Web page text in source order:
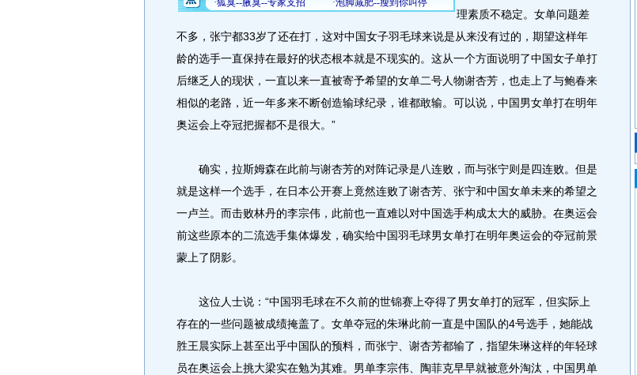
理素质不稳定。女单问题差
不多，张宁都33岁了还在打，这对中国女子羽毛球来说是从来没有过的，期望这样年
龄的选手一直保持在最好的状态根本就是不现实的。这从一个方面说明了中国女子单打
后继乏人的现状，一直以来一直被寄予希望的女单二号人物谢杏芳，也走上了与鲍春来
相似的老路，近一年多来不断创造输球纪录，谁都敢输。可以说，中国男女单打在明年
奥运会上夺冠把握都不是很大。”
确实，拉斯姆森在此前与谢杏芳的对阵记录是八连败，而与张宁则是四连败。但是
就是这样一个选手，在日本公开赛上竟然连败了谢杏芳、张宁和中国女单未来的希望之
一卢兰。而击败林丹的李宗伟，此前也一直难以对中国选手构成太大的威胁。在奥运会
前这些原本的二流选手集体爆发，确实给中国羽毛球男女单打在明年奥运会的夺冠前景
蒙上了阴影。
这位人士说：“中国羽毛球在不久前的世锦赛上夺得了男女单打的冠军，但实际上
存在的一些问题被成绩掩盖了。女单夺冠的朱琳此前一直是中国队的4号选手，她能战
胜王晨实际上甚至出乎中国队的预料，而张宁、谢杏芳都输了，指望朱琳这样的年轻球
员在奥运会上挑大梁实在勉为其难。男单李宗伟、陶菲克早早就被意外淘汰，中国男单